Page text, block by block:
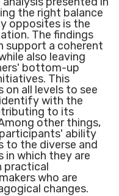
the right balance
opposites is the
The findings
support a coherent
also leaving
bottom-up
This
on all levels to see
with the
to its
other things,
ability
to the diverse and
which they are
practical
who are
changes.